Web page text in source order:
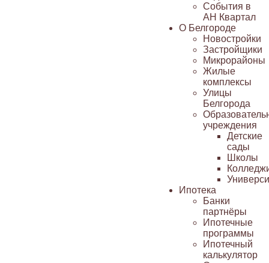
События в
АН Квартал
О Белгороде
Новостройки
Застройщики
Микрорайоны
Жилые
комплексы
Улицы
Белгорода
учреждения
Детские
сады
Школы
Ипотека
Банки
партнёры
Ипотечные
программы
Ипотечный
калькулятор